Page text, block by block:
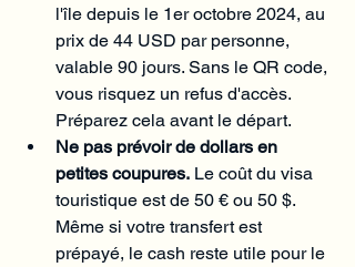
l'île depuis le 1er octobre 2024, au
prix de 44 USD par personne,
valable 90 jours. Sans le QR code,
vous risquez un refus d'accès.
Préparez cela avant le départ.
Ne pas prévoir de dollars en
petites coupures. Le coût du visa
touristique est de 50 € ou 50 $.
Même si votre transfert est
prépayé, le cash reste utile pour le